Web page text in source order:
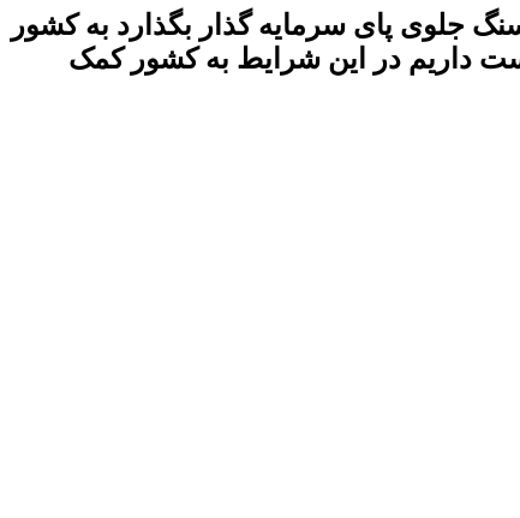
جلوی پای سرمایه گذار بگذارد به کشور
داریم در این شرایط به کشور کمک